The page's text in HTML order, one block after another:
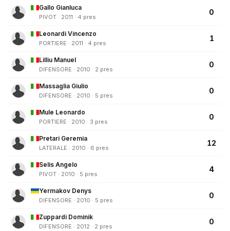
Gallo Gianluca
PIVOT · 2011 · 4 pres
0
Leonardi Vincenzo
PORTIERE · 2011 · 4 pres
1
Lilliu Manuel
DIFENSORE · 2010 · 2 pres
0
Massaglia Giulio
DIFENSORE · 2010 · 5 pres
0
Mule Leonardo
PORTIERE · 2010 · 3 pres
0
Pretari Geremia
LATERALE · 2010 · 6 pres
12
Selis Angelo
PIVOT · 2010 · 5 pres
4
Yermakov Denys
DIFENSORE · 2010 · 5 pres
0
Zuppardi Dominik
DIFENSORE · 2012 · 2 pres
0